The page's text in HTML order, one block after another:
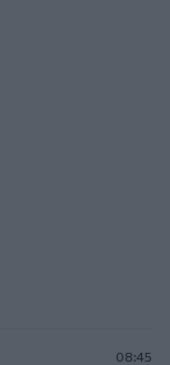
08:45